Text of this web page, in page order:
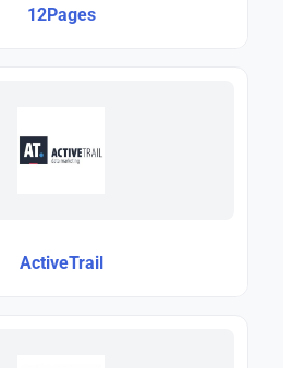
12Pages
ActiveTrail